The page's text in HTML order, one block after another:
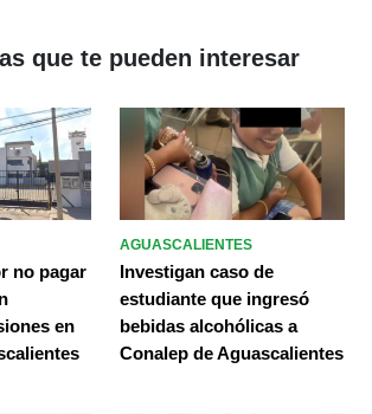
que te pueden interesar
no pagar
en
AGUASCALIENTES
Investigan caso de
estudiante que ingresó
bebidas alcohólicas a
Conalep de Aguascalientes